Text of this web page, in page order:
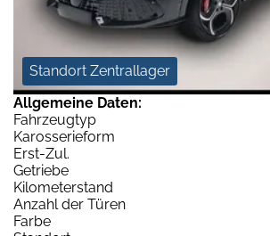
Standort Zentrallager
Allgemeine Daten:
Fahrzeugtyp
Karosserieform
Erst-Zul.
Getriebe
Kilometerstand
Anzahl der Türen
Farbe